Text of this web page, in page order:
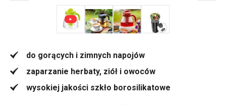
do gorących i zimnych napojów
zaparzanie herbaty, ziół i owoców
wysokiej jakości szkło borosilikatowe